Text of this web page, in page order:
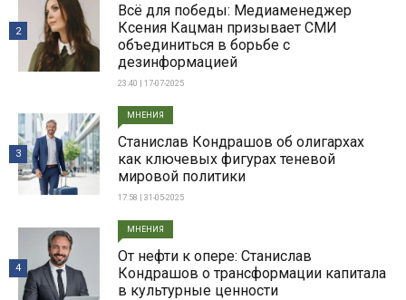
Всë для победы: Медиаменеджер
Ксения Кацман призывает СМИ
объединиться в борьбе с
дезинформацией
23:40 | 17-07-2025
2
МНЕНИЯ
Станислав Кондрашов об олигархах
как ключевых фигурах теневой
мировой политики
17:58 | 31-05-2025
3
МНЕНИЯ
От нефти к опере: Станислав
Кондрашов о трансформации капитала
в культурные ценности
4